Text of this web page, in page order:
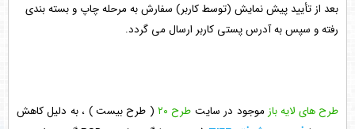
بعد از تأیید پیش نمایش (توسط کاربر) سفارش به مرحله چاپ و بسته بندی
رفته و سپس به آدرس پستی کاربر ارسال می گردد.
طرح های لایه بازموجود در سایت طرح ۲۰
( طرح بیست ) ، به دلیل کاهش